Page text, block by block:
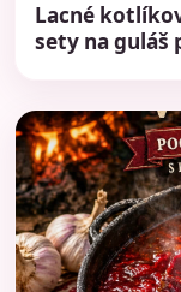
Lacné
sety na guláš